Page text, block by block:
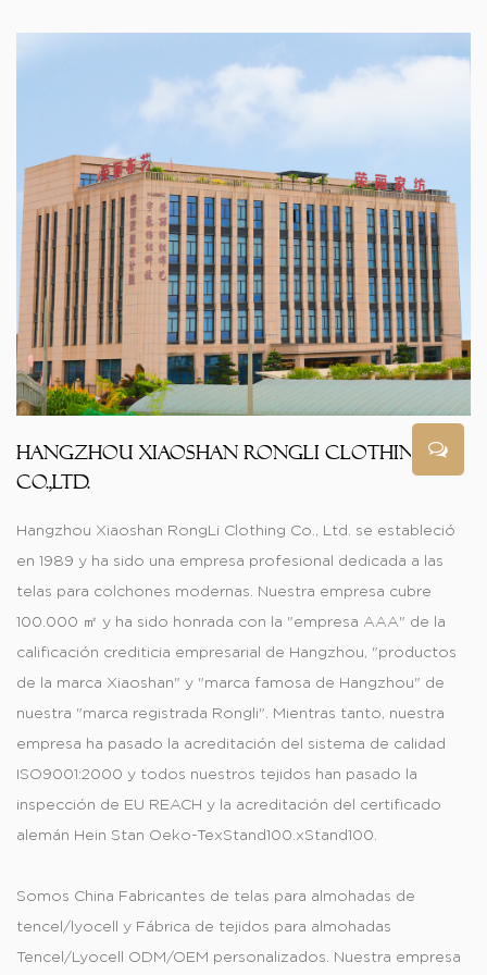
Hangzhou Xiaoshan RongLi Clothing
Co.,Ltd.
Hangzhou Xiaoshan RongLi Clothing Co., Ltd. se estableció
en 1989 y ha sido una empresa profesional dedicada a las
telas para colchones modernas. Nuestra empresa cubre
100.000 ㎡ y ha sido honrada con la "empresa AAA" de la
calificación crediticia empresarial de Hangzhou, "productos
de la marca Xiaoshan" y "marca famosa de Hangzhou" de
nuestra "marca registrada Rongli". Mientras tanto, nuestra
empresa ha pasado la acreditación del sistema de calidad
ISO9001:2000 y todos nuestros tejidos han pasado la
inspección de EU REACH y la acreditación del certificado
alemán Hein Stan Oeko-TexStand100.xStand100.
Somos China Fabricantes de telas para almohadas de
tencel/lyocell
y Fábrica de tejidos para almohadas
Tencel/Lyocell ODM/OEM personalizados. Nuestra empresa